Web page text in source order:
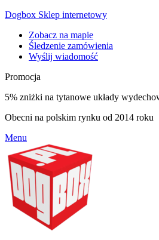
Dogbox Sklep internetowy
Zobacz na mapie
Śledzenie zamówienia
Wyślij wiadomość
Promocja
5% zniżki na tytanowe układy
Obecni na polskim rynku od 2014 roku
Menu